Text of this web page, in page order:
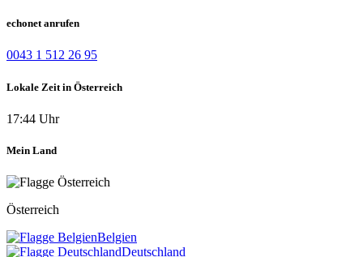
echonet anrufen
0043 1 512 26 95
Lokale Zeit in Österreich
17:44 Uhr
Mein Land
Österreich
Belgien
Deutschland